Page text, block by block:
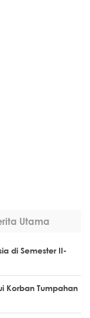
Utama
di Semester II-
Korban Tumpahan